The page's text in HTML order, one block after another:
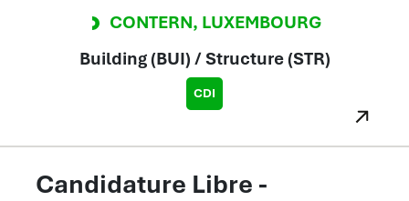
CONTERN, LUXEMBOURG
Building (BUI) / Structure (STR)
CDI
Candidature Libre -